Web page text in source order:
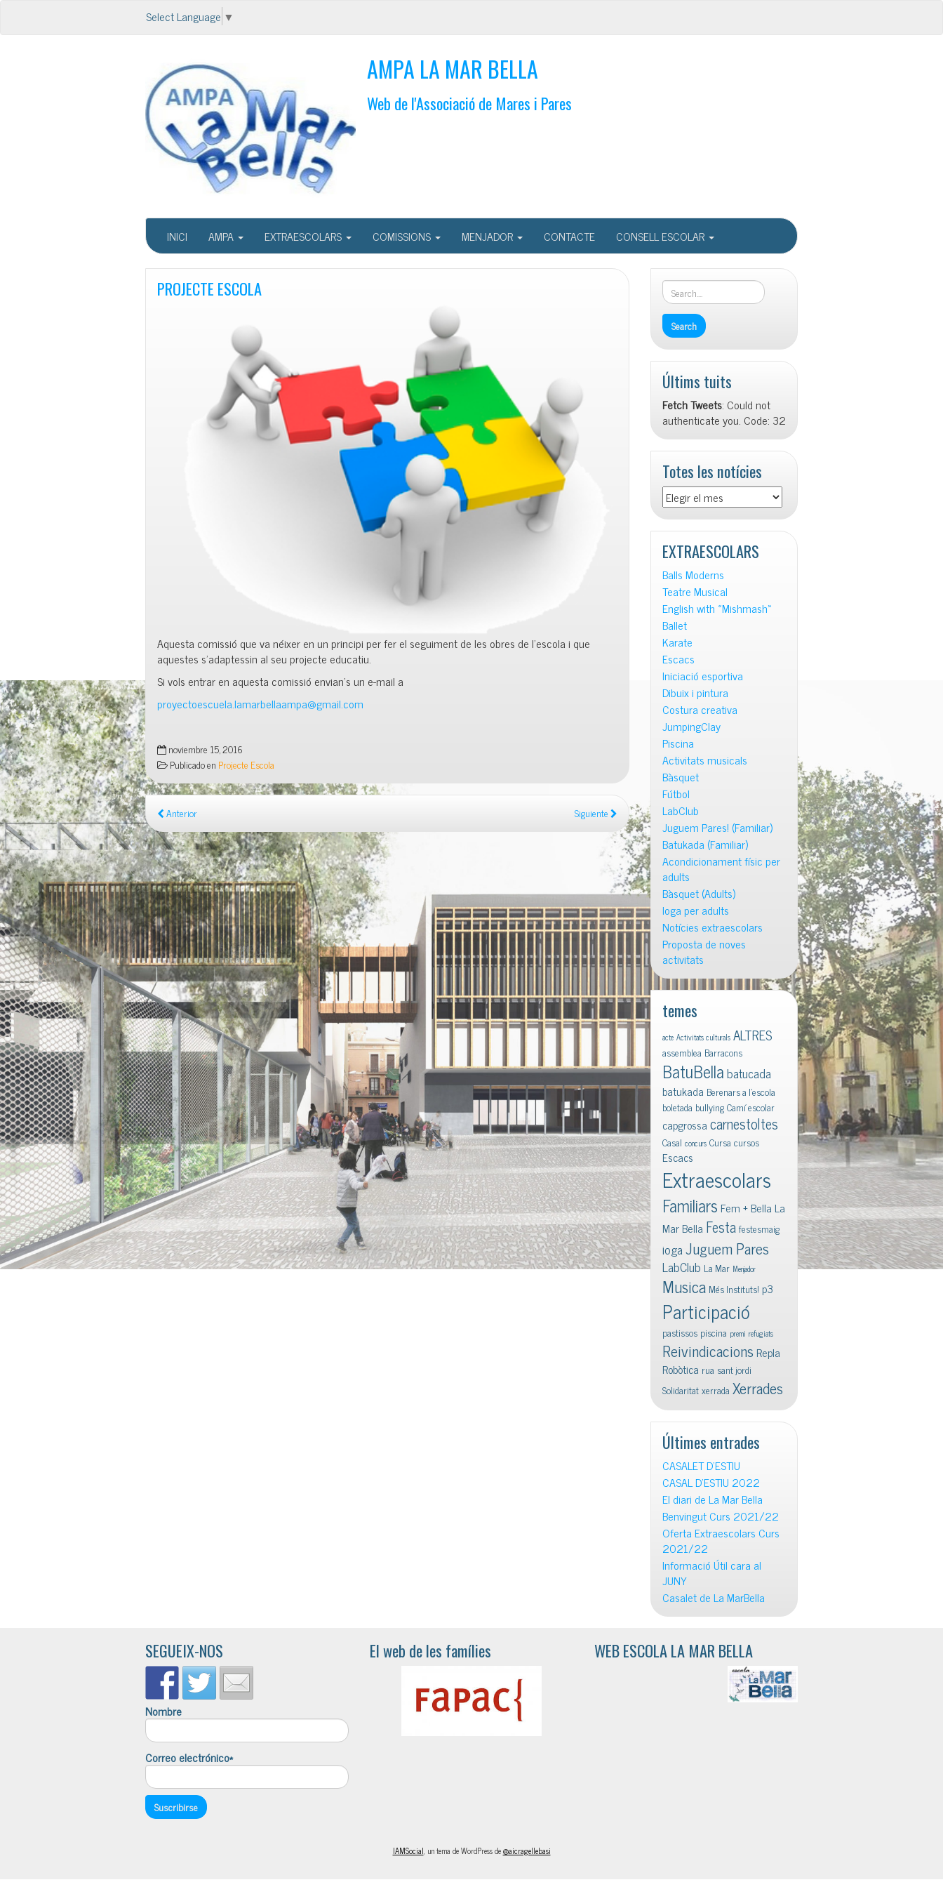
Select Language ▼
AMPA LA MAR BELLA
Web de l'Associació de Mares i Pares
INICI AMPA EXTRAESCOLARS COMISSIONS MENJADOR CONTACTE CONSELL ESCOLAR
PROJECTE ESCOLA
Aquesta comissió que va néixer en un principi per fer el seguiment de les obres de l’escola i que
aquestes s’adaptessin al seu projecte educatiu.
Si vols entrar en aquesta comissió envian’s un e-mail a
proyectoescuela.lamarbellaampa@gmail.com
noviembre 15, 2016
Publicado en Projecte Escola
Anterior Siguiente
Últims tuits
Fetch Tweets: Could not
authenticate you. Code: 32
Totes les notícies
Totes
les
notícies
EXTRAESCOLARS
Balls Moderns
Teatre Musical
English with «Mishmash»
Ballet
Karate
Escacs
Iniciació esportiva
Dibuix i pintura
Costura creativa
JumpingClay
Piscina
Activitats musicals
Bàsquet
Fútbol
LabClub
Juguem Pares! (Familiar)
Batukada (Familiar)
Acondicionament físic per
adults
Bàsquet (Adults)
Ioga per adults
Notícies extraescolars
Proposta de noves
activitats
temes
acte Activitats culturals ALTRES
assemblea Barracons
BatuBellabatucada
batukada Berenars a l'escola
boletada bullyingCamí escolar
capgrossacarnestoltes
Casal concurs Cursa cursos
Escacs
Extraescolars
Familiars Fem + Bella La
Mar Bella Festafestesmaig
iogaJuguem Pares
LabClub La Mar Menjador
Musica Més Instituts! p3
Participació
pastissos piscina premi refugiats
Reivindicacions Repla
Robòtica rua sant jordi
Solidaritatxerrada Xerrades
Últimes entrades
CASALET D’ESTIU
CASAL D’ESTIU 2022
El diari de La Mar Bella
Benvingut Curs 2021/22
Oferta Extraescolars Curs
2021/22
Informació Útil cara al
JUNY
Casalet de La MarBella
SEGUEIX-NOS
Nombre
Correo electrónico*
El web de les famílies WEB ESCOLA LA MAR BELLA
IAMSocial, un tema de WordPress de@aicragellebasi